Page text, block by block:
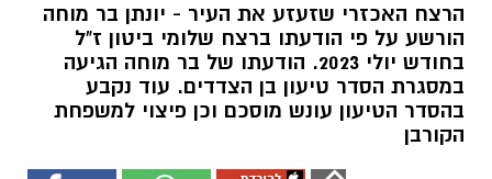
הרצח האכזרי שזעזע את העיר - יונתן בר מוחה
הורשע על פי הודעתו ברצח שלומי ביטון ז"ל
בחודש יולי 2023. הודעתו של בר מוחה הגיעה
במסגרת הסדר טיעון בן הצדדים. עוד נקבע
בהסדר הטיעון עונש מוסכם וכן פיצוי למשפחת
הקורבן